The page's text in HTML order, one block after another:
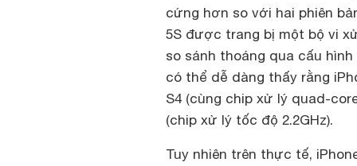
cứng hơn so với hai phiên
5S được trang bị một bộ vi
so sánh thoáng qua cấu
có thể dễ dàng thấy rằng
S4 (cùng chip xử lý quad-
(chip xử lý tốc độ 2.2GHz).
Tuy nhiên trên thực tế,